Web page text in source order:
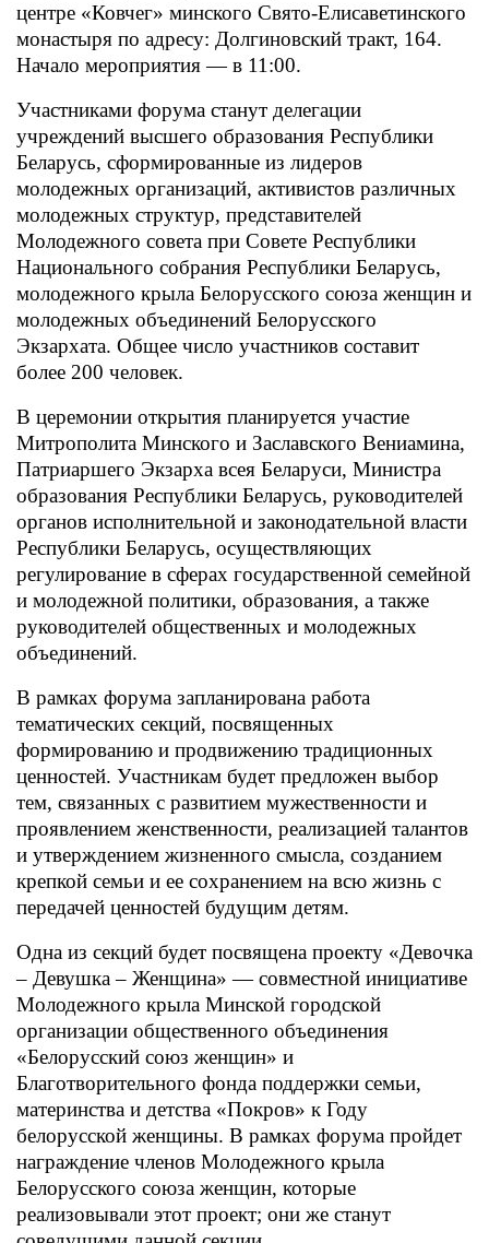
центре «Ковчег» минского Свято-Елисаветинского
монастыря по адресу: Долгиновский тракт, 164.
Начало мероприятия — в 11:00.
Участниками форума станут делегации
учреждений высшего образования Республики
Беларусь, сформированные из лидеров
молодежных организаций, активистов различных
молодежных структур, представителей
Молодежного совета при Совете Республики
Национального собрания Республики Беларусь,
молодежного крыла Белорусского союза женщин и
молодежных объединений Белорусского
Экзархата. Общее число участников составит
более 200 человек.
В церемонии открытия планируется участие
Митрополита Минского и Заславского Вениамина,
Патриаршего Экзарха всея Беларуси, Министра
образования Республики Беларусь, руководителей
органов исполнительной и законодательной власти
Республики Беларусь, осуществляющих
регулирование в сферах государственной семейной
и молодежной политики, образования, а также
руководителей общественных и молодежных
объединений.
В рамках форума запланирована работа
тематических секций, посвященных
формированию и продвижению традиционных
ценностей. Участникам будет предложен выбор
тем, связанных с развитием мужественности и
проявлением женственности, реализацией талантов
и утверждением жизненного смысла, созданием
крепкой семьи и ее сохранением на всю жизнь с
передачей ценностей будущим детям.
Одна из секций будет посвящена проекту «Девочка
– Девушка – Женщина» — совместной инициативе
Молодежного крыла Минской городской
организации общественного объединения
«Белорусский союз женщин» и
Благотворительного фонда поддержки семьи,
материнства и детства «Покров» к Году
белорусской женщины. В рамках форума пройдет
награждение членов Молодежного крыла
Белорусского союза женщин, которые
реализовывали этот проект; они же станут